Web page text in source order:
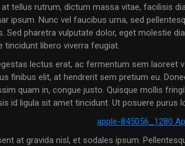
at tellus rutrum, dictum massa vitae, facilisis
ipsum. Nunc vel faucibus urna, sed
Sed pharetra vulputate dolor, eget molestie
tincidunt libero viverra feugiat.
lectus erat, ac fermentum sem laoreet
finibus elit, at hendrerit sem pretium eu.
quam in, congue justo. Quisque mollis
id ligula sit amet tincidunt. Ut posuere purus
at gravida nisl, et sodales ipsum.